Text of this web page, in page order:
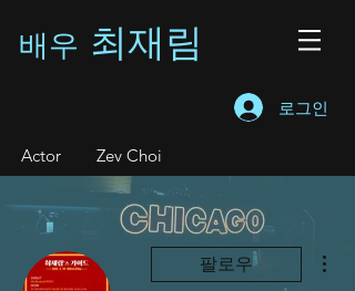
배우 최재림
로그인
Actor Zev Choi
팔로우